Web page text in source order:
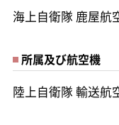
海上自衛隊 鹿屋航
所属及び航空機
陸上自衛隊 輸送航